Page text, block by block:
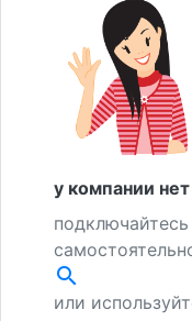
у компании
search
или